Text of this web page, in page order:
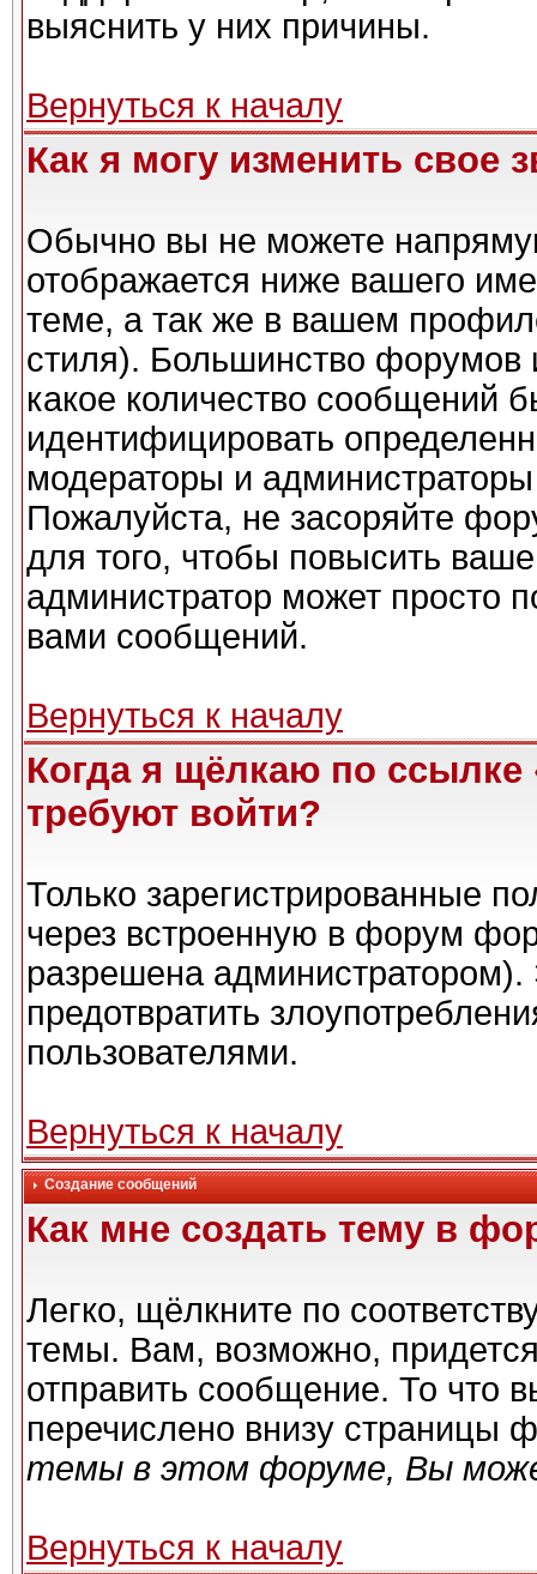
выяснить у них причины.
Вернуться к началу
Как я могу изменить свое
Обычно вы не можете
отображается ниже вашего
теме, а так же в вашем
стиля). Большинство форумов
какое количество сообщений
идентифицировать
модераторы и
Пожалуйста, не засоряйте
для того, чтобы повысить
администратор может просто
вами сообщений.
Вернуться к началу
Когда я щёлкаю по ссылке
требуют войти?
Только зарегистрированные
через встроенную в форум
разрешена
предотвратить
пользователями.
Вернуться к началу
Создание сообщений
Как мне создать тему в
Легко, щёлкните по
темы. Вам, возможно,
отправить сообщение. То что
перечислено внизу страницы
темы в этом форуме, Вы
Вернуться к началу